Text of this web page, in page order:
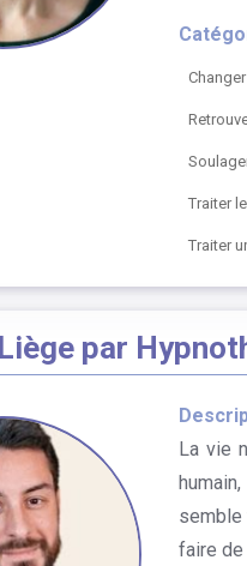
Traiter
Traiter
par
La vie
semble
faire de